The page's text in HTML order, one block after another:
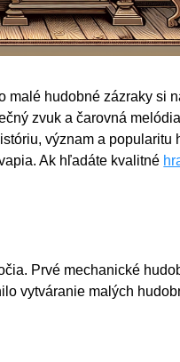
malé hudobné zázraky si
zvuk a čarovná
význam a popularitu
Ak hľadáte kvalitné
Prvé mechanické
vytváranie malých